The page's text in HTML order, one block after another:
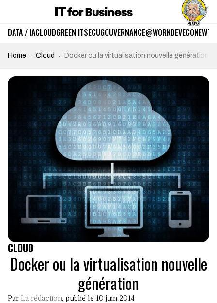
DATA / IACLOUDGREEN ITSECUGOUVERNANCE@WORKDEVECO
Home Cloud Docker ou la virtualisation nouvelle génération
CLOUD
Docker ou la virtualisation nouvelle
génération
Par La rédaction, publié le 10 juin 2014